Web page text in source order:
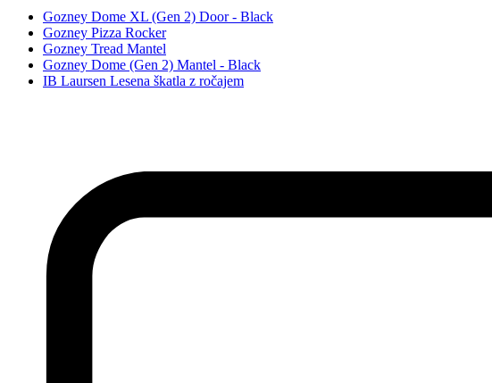
Gozney Dome XL (Gen 2) Door - Black
Gozney Pizza Rocker
Gozney Tread Mantel
Gozney Dome (Gen 2) Mantel - Black
IB Laursen Lesena škatla z ročajem